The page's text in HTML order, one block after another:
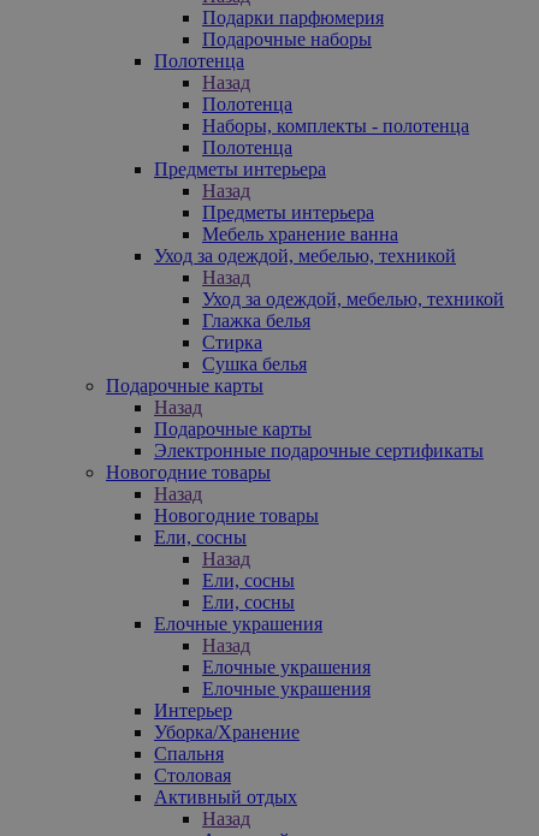
Подарки парфюмерия
Подарочные наборы
Полотенца
Назад
Полотенца
Наборы, комплекты - полотенца
Полотенца
Предметы интерьера
Назад
Предметы интерьера
Мебель хранение ванна
Уход за одеждой, мебелью, техникой
Назад
Уход за одеждой, мебелью, техникой
Глажка белья
Стирка
Сушка белья
Подарочные карты
Назад
Подарочные карты
Электронные подарочные сертификаты
Новогодние товары
Назад
Новогодние товары
Ели, сосны
Назад
Ели, сосны
Ели, сосны
Елочные украшения
Назад
Елочные украшения
Елочные украшения
Интерьер
Уборка/Хранение
Спальня
Столовая
Активный отдых
Назад